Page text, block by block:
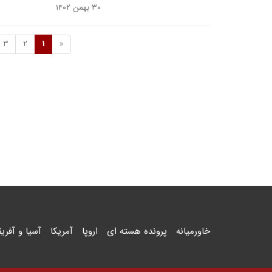
۳۰ بهمن ۱۴۰۲
«
1
2
3
خاورمیانه پرونده هسته ای اروپا آمریکا آسیا و